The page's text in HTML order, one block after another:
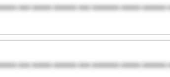
xxx xxxxx xxxxxx xxx xxxxxxx xxxxx xxxxxx
xxx xxxxx xxxxxx xxx xxxxxxx xxxxx xxxxxx